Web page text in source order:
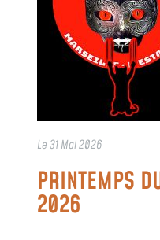
Le31 Mai 2026
PRINTEMPS
2026